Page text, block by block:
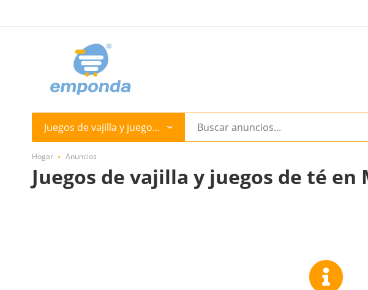
Juegos de vajilla y juegos de té
Hogar Anuncios
Juegos de vajilla y juegos de té en